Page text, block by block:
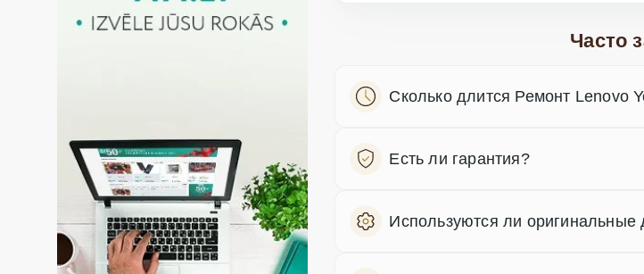
Часто
Сколько длится Ремонт Lenovo
Есть ли гарантия?
Используются ли оригинальные